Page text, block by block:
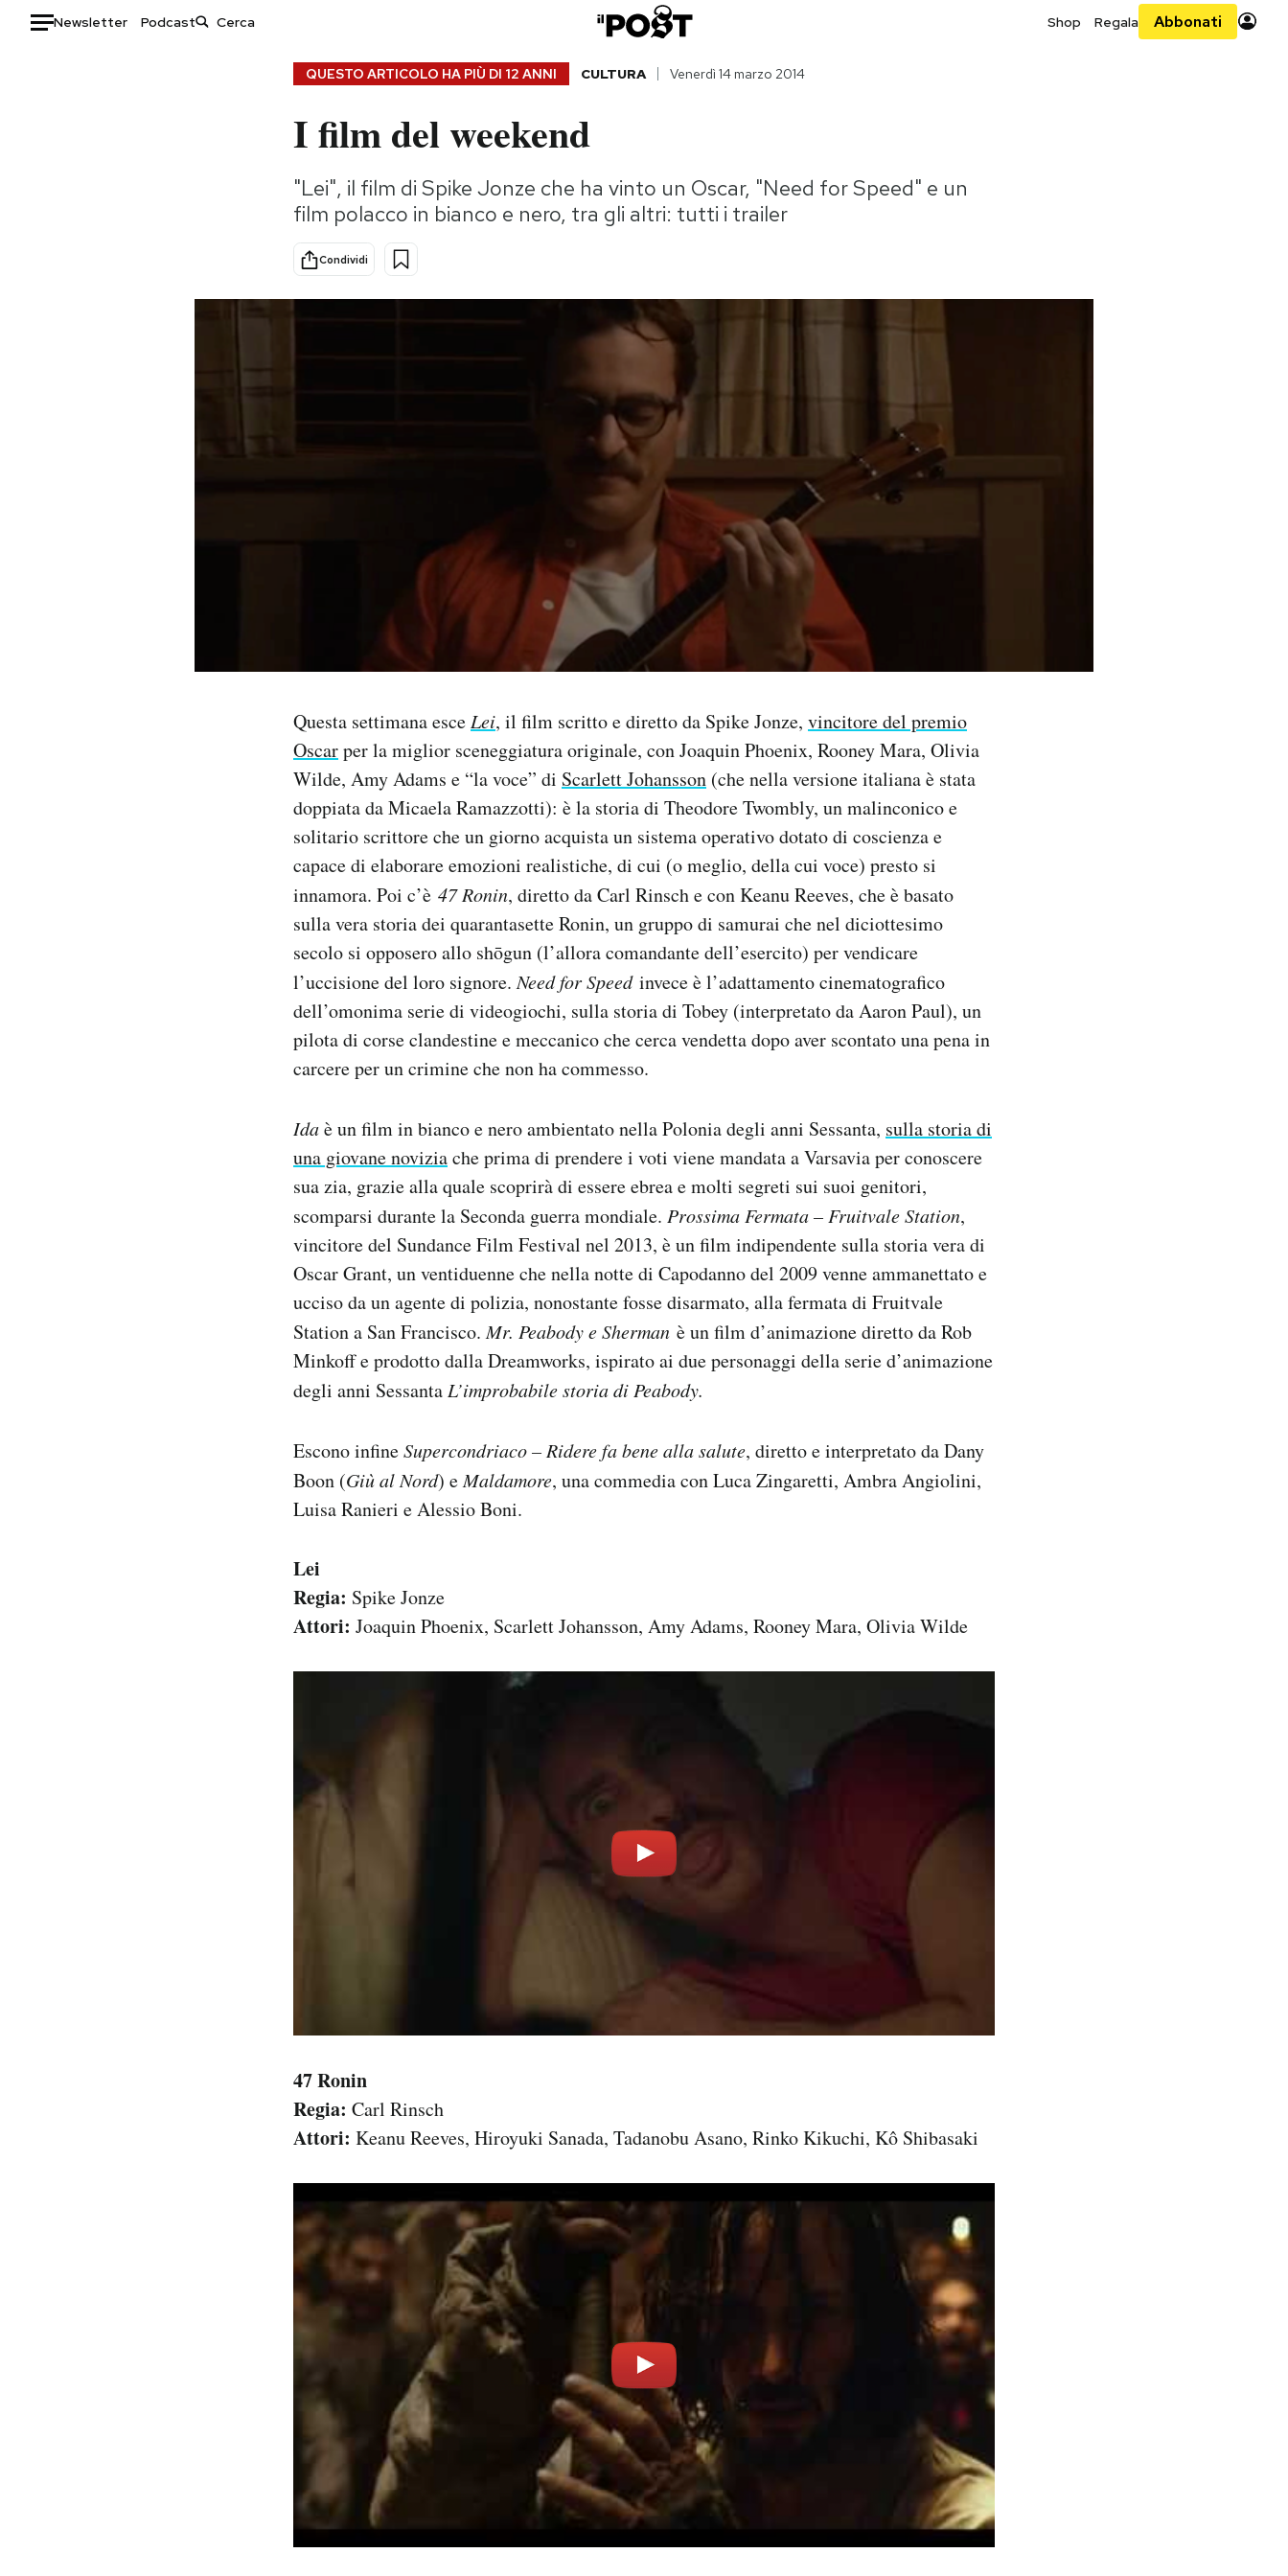
Newsletter Podcast Shop Regala Abbonati
Consumismi
Storie/Idee
Ok Boomer!
Media
QUESTO ARTICOLO HA PIÙ DI 12 ANNI CULTURA Venerdì 14 marzo 2014
I film del weekend
"Lei", il film di Spike Jonze che ha vinto un Oscar, "Need for Speed" e un
film polacco in bianco e nero, tra gli altri: tutti i trailer
Condividi
Questa settimana esce Lei, il film scritto e diretto da Spike Jonze, vincitore del premio
Oscarper la miglior sceneggiatura originale, con Joaquin Phoenix, Rooney Mara, Olivia
Wilde, Amy Adams e “la voce” di Scarlett Johansson (che nella versione italiana è stata
doppiata da Micaela Ramazzotti): è la storia di Theodore Twombly, un malinconico e
solitario scrittore che un giorno acquista un sistema operativo dotato di coscienza e
capace di elaborare emozioni realistiche, di cui (o meglio, della cui voce) presto si
innamora. Poi c’è 47 Ronin, diretto da Carl Rinsch e con Keanu Reeves, che è basato
sulla vera storia dei quarantasette Ronin, un gruppo di samurai che nel diciottesimo
secolo si opposero allo shōgun (l’allora comandante dell’esercito) per vendicare
l’uccisione del loro signore.Need for Speedinvece è l’adattamento cinematografico
dell’omonima serie di videogiochi, sulla storia di Tobey (interpretato da Aaron Paul), un
pilota di corse clandestine e meccanico che cerca vendetta dopo aver scontato una pena in
carcere per un crimine che non ha commesso.
Idaè un film in bianco e nero ambientato nella Polonia degli anni Sessanta, sulla storia di
una giovane noviziache prima di prendere i voti viene mandata a Varsavia per conoscere
sua zia, grazie alla quale scoprirà di essere ebrea e molti segreti sui suoi genitori,
scomparsi durante la Seconda guerra mondiale. Prossima Fermata – Fruitvale Station,
vincitore del Sundance Film Festival nel 2013, è un film indipendente sulla storia vera di
Oscar Grant, un ventiduenne che nella notte di Capodanno del 2009 venne ammanettato e
ucciso da un agente di polizia, nonostante fosse disarmato, alla fermata di Fruitvale
Station a San Francisco.Mr. Peabody e Sherman è un film d’animazione diretto da Rob
Minkoff e prodotto dalla Dreamworks, ispirato ai due personaggi della serie d’animazione
degli anni Sessanta L’improbabile storia di Peabody.
Escono infineSupercondriaco – Ridere fa bene alla salute, diretto e interpretato da Dany
Boon (Giù al Nord) eMaldamore, una commedia con Luca Zingaretti, Ambra Angiolini,
Luisa Ranieri e Alessio Boni.
Lei
Regia: Spike Jonze
Attori: Joaquin Phoenix, Scarlett Johansson, Amy Adams, Rooney Mara, Olivia Wilde
47 Ronin
Regia: Carl Rinsch
Attori: Keanu Reeves, Hiroyuki Sanada, Tadanobu Asano, Rinko Kikuchi, Kô Shibasaki